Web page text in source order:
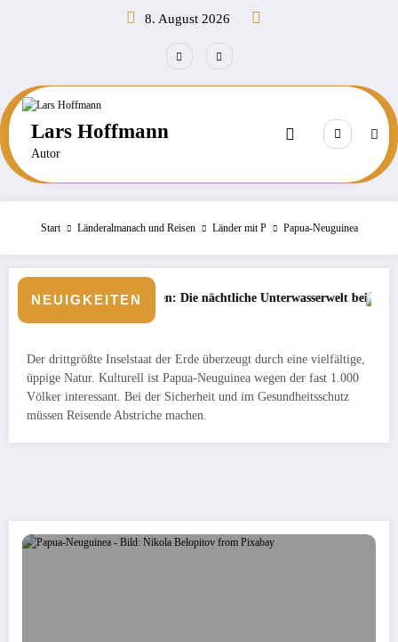
8. August 2026
Lars Hoffmann
Autor
Start Länderalmanach und Reisen Länder mit P Papua-Neuguinea
NEUIGKEITEN
Die nächtliche Unterwasserwelt beim Schnorcheln entdecken
Börse: Steigt die
Der drittgrößte Inselstaat der Erde überzeugt durch eine vielfältige,
üppige Natur. Kulturell ist Papua-Neuguinea wegen der fast 1.000
Völker interessant. Bei der Sicherheit und im Gesundheitsschutz
müssen Reisende Abstriche machen.